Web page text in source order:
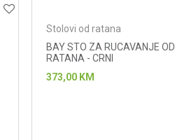
Stolovi od ratana
BAY STO ZA RUCAVANJE OD
RATANA - CRNI
373,00 KM